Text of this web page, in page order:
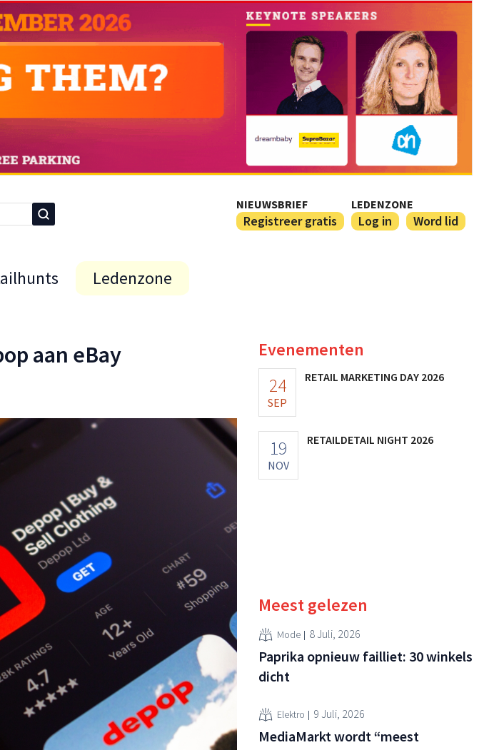
NIEUWSBRIEF
Registreer gratis
LEDENZONE
Log in Word lid
Ledenzone
aan eBay Evenementen
24
SEP
RETAIL MARKETING DAY 2026
19
NOV
RETAILDETAIL NIGHT 2026
Meest gelezen
Mode 8 Juli, 2026
Paprika opnieuw failliet: 30 winkels
dicht
Elektro 9 Juli, 2026
MediaMarkt wordt “meest